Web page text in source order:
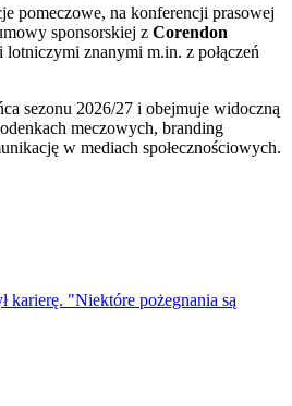
pomeczowe, na konferencji prasowej
sponsorskiej z Corendon
znanymi m.in. z połączeń
sezonu 2026/27 i obejmuje widoczną
meczowych, branding
w mediach społecznościowych.
karierę. "Niektóre pożegnania są